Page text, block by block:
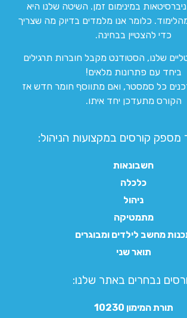
במינימום זמן. השיטה שלנו היא
כלומר אנו מלמדים בדיוק מה שצריך
כדי להצטיין בבחינה.
שלנו, הסטודנט מקבל חוברות תרגילים
ביחד עם פתרונות מלאים!
כל סמסטר, ואם מתווסף חומר חדש אז
הקורס מתעדכן יחד איתו.
קורסים במקצועות הניהול:
חשבונאות
כלכלה
ניהול
מתמטיקה
מחשב לילדים ומבוגרים
תואר שני
נבחרים באתר שלנו:​
תורת המימון 10230